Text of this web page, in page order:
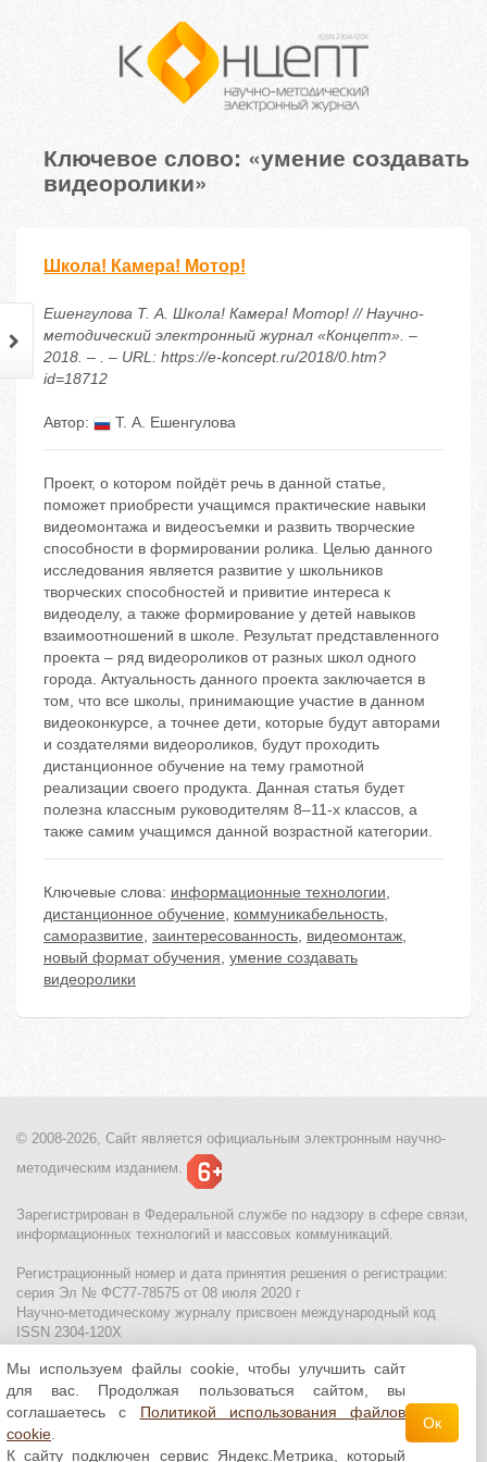
Ключевое слово: «умение создавать
видеоролики»
Школа! Камера! Мотор!
Ешенгулова Т. А. Школа! Камера! Мотор! // Научно-
методический электронный журнал «Концепт». –
2018. – . – URL: https://e-koncept.ru/2018/0.htm?
id=18712
Автор: Т. А. Ешенгулова
Проект, о котором пойдёт речь в данной статье,
поможет приобрести учащимся практические навыки
видеомонтажа и видеосъемки и развить творческие
способности в формировании ролика. Целью данного
исследования является развитие у школьников
творческих способностей и привитие интереса к
видеоделу, а также формирование у детей навыков
взаимоотношений в школе. Результат представленного
проекта – ряд видеороликов от разных школ одного
города. Актуальность данного проекта заключается в
том, что все школы, принимающие участие в данном
видеоконкурсе, а точнее дети, которые будут авторами
и создателями видеороликов, будут проходить
дистанционное обучение на тему грамотной
реализации своего продукта. Данная статья будет
полезна классным руководителям 8–11-х классов, а
также самим учащимся данной возрастной категории.
Ключевые слова: информационные технологии,
дистанционное обучение, коммуникабельность,
саморазвитие, заинтересованность, видеомонтаж,
новый формат обучения, умение создавать
видеоролики
© 2008-2026, Сайт является официальным электронным научно-
методическим изданием.
Зарегистрирован в Федеральной службе по надзору в сфере связи,
информационных технологий и массовых коммуникаций.
Регистрационный номер и дата принятия решения о регистрации:
серия Эл № ФС77-78575 от 08 июля 2020 г
Научно-методическому журналу присвоен международный код
ISSN 2304-120X
МЦИТО|Школьные олимпиады и онлайн конкурсы для детей
Политика использования файлов cookie| Политика обработки и
защиты персональных данных
Все материалы доступны полицензии Creative
Мы используем файлы cookie, чтобы улучшить сайт
для вас. Продолжая пользоваться сайтом, вы
соглашаетесь с Политикой использования файлов
cookie
К сайту подключен сервис Яндекс.Метрика, который
Ок